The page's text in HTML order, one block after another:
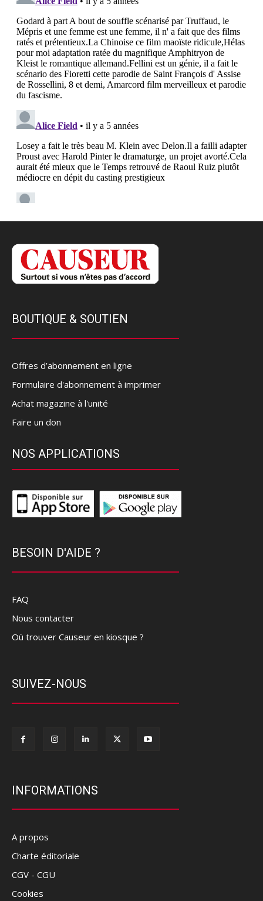
BOUTIQUE & SOUTIEN
Offres d’abonnement en ligne
Formulaire d'abonnement à imprimer
Achat magazine à l'unité
Faire un don
NOS APPLICATIONS
BESOIN D'AIDE ?
FAQ
Nous contacter
Où trouver Causeur en kiosque ?
SUIVEZ-NOUS
INFORMATIONS
A propos
Charte éditoriale
CGV - CGU
Cookies